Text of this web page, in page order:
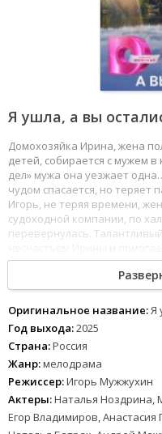
Я ушла, а вы
Домохозяйка Ирина, жена
детей, собирается с мужем
дел» мужа она уезжает
чудом спасается, но теряет
Игорь, не теряя времени,
судоходной компании, по
перевернулась.
процессе выздоровления
Ирина возвращается в
Оригинальное название:Я
Год выхода:2025
Страна:Россия
Жанр:мелодрама
Режиссер:Игорь Мужжухин
Актеры:Наталья Ноздрина,
Егор Владимиров,